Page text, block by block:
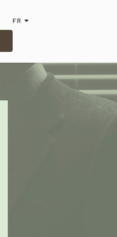
FR